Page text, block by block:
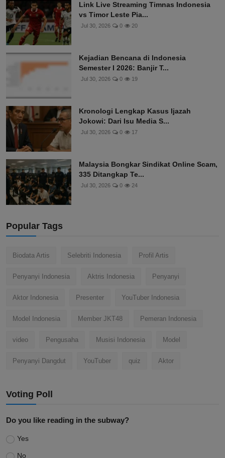
Link Live Streaming Timnas Indonesia
vs Timor Leste Pia...
Jul 30, 2026 0 20
Kejadian Bencana di Indonesia
Semester I 2026: Banjir T...
Jul 30, 2026 0 19
Kronologi Lengkap Kasus Ijazah
Jokowi: Dari Isu Media S...
Jul 30, 2026 0 17
Malaysia Bongkar Sindikat Online Scam,
335 Ditangkap Te...
Jul 30, 2026 0 24
Popular Tags
Biodata Artis Selebriti Indonesia Profil Artis
Penyanyi Indonesia Aktris Indonesia Penyanyi
Aktor Indonesia Presenter YouTuber Indonesia
Model Indonesia Member JKT48 Pemeran Indonesia
video Pengusaha Musisi Indonesia Model
Penyanyi Dangdut YouTuber quiz Aktor
Voting Poll
Do you like reading in the subway?
Yes
No